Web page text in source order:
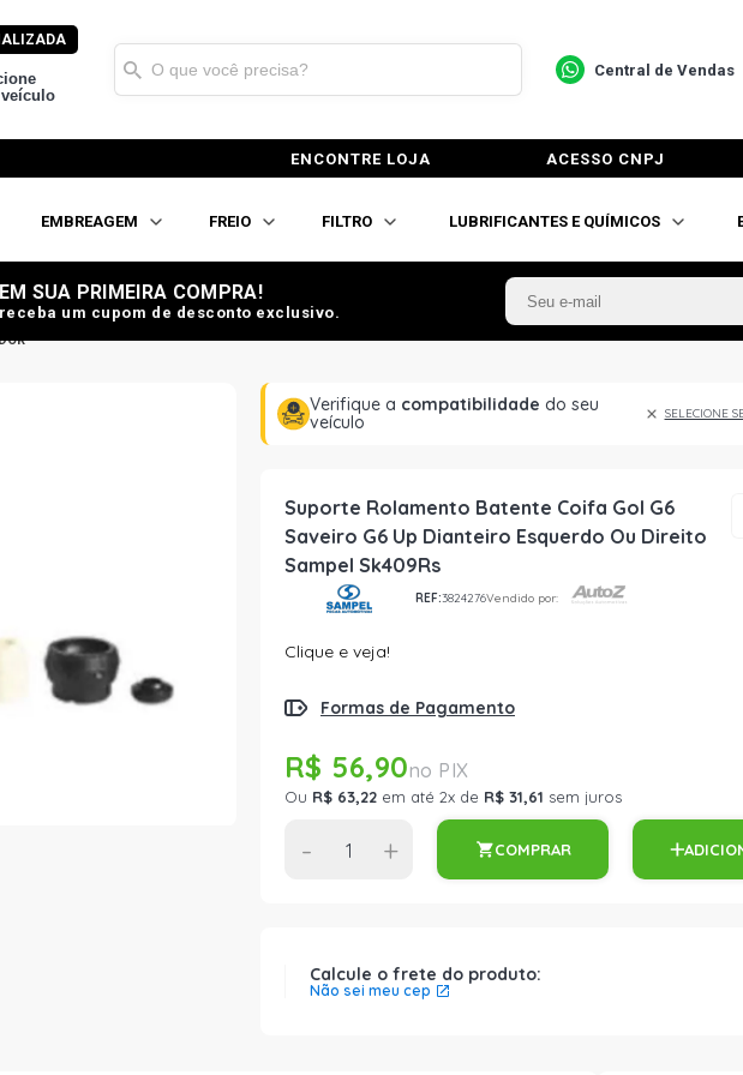
Central de Vendas
ENCONTRE LOJA ACESSO CNPJ
EMBREAGEM FREIO FILTRO LUBRIFICANTES E QUÍMICOS
SUA PRIMEIRA COMPRA!
um cupom de desconto exclusivo.
Verifique a compatibilidade do seu
veículo
SELECIONE
Suporte Rolamento Batente Coifa Gol G6
Saveiro G6 Up Dianteiro Esquerdo Ou Direito
Sampel Sk409Rs
REF:3824276Vendido por:
Clique e veja!
Formas de Pagamento
R$ 56,90
Ou R$ 63,22 em até 2x de R$ 31,61 sem juros
- + COMPRAR
Calcule o frete do produto:
Não sei meu cep